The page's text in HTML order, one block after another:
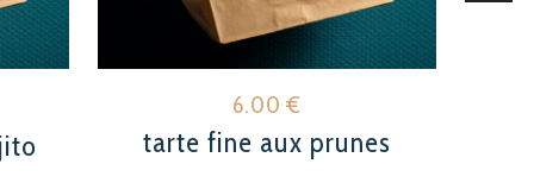
tarte fine aux prunes
6.00 €